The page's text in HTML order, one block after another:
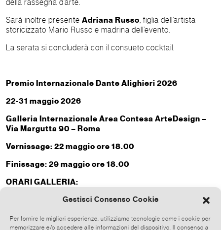
Gestisci Consenso Cookie
Per fornire le migliori esperienze, utilizziamo tecnologie come i cookie per
memorizzare e/o accedere alle informazioni del dispositivo. Il consenso a
della rassegna d’arte.
Sarà inoltre presente Adriana Russo , figlia dell’artista
storicizzato Mario Russo e madrina dell’evento.
La serata si concluderà con il consueto cocktail.
Premio Internazionale Dante Alighieri 2026
22-31 maggio 2026
Galleria Internazionale Area Contesa ArteDesign –
Via Margutta 90 – Roma
Vernissage: 22 maggio ore 18.00
Finissage: 29 maggio ore 18.00
ORARI GALLERIA:
Martedì 11.30-13.30/ 15.00-18.00